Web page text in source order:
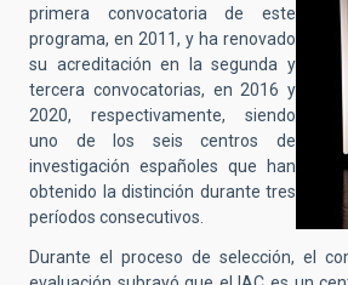
primera convocatoria de este
programa, en 2011, y ha renovado
su acreditación en la segunda y
tercera convocatorias, en 2016 y
2020, respectivamente, siendo
uno de los seis centros de
investigación españoles que han
obtenido la distinción durante tres
períodos consecutivos.
Durante el proceso de selección, el